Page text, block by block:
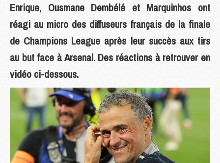
Enrique, Ousmane Dembélé et Marquinhos ont
réagi au micro des diffuseurs français de la finale
de Champions League après leur succès aux tirs
au but face à Arsenal. Des réactions à retrouver en
vidéo ci-dessous.